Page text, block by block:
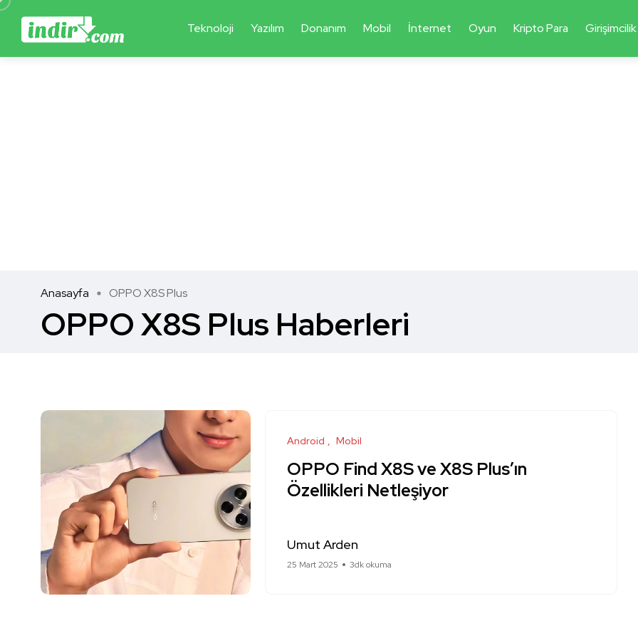
Teknoloji Yazılım Donanım Mobil İnternet Oyun Kripto Para Girişimcilik
Anasayfa OPPO X8S Plus
OPPO X8S Plus Haberleri
Android Mobil
OPPO Find X8S ve X8S Plus’ın
Özellikleri Netleşiyor
Umut Arden
25 Mart 2025 3dk okuma